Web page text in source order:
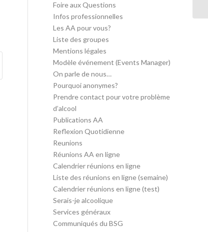
Foire aux Questions
Infos professionnelles
Les AA pour vous?
Liste des groupes
Mentions légales
Modèle événement (Events Manager)
On parle de nous…
Pourquoi anonymes?
Prendre contact pour votre problème
d’alcool
Publications AA
Reflexion Quotidienne
Reunions
Réunions AA en ligne
Calendrier réunions en ligne
Liste des réunions en ligne (semaine)
Calendrier réunions en ligne (test)
Serais-je alcoolique
Services généraux
Communiqués du BSG